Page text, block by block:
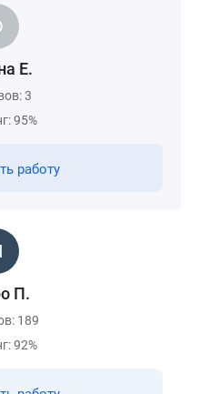
Е.
3
95%
работу
П.
189
92%